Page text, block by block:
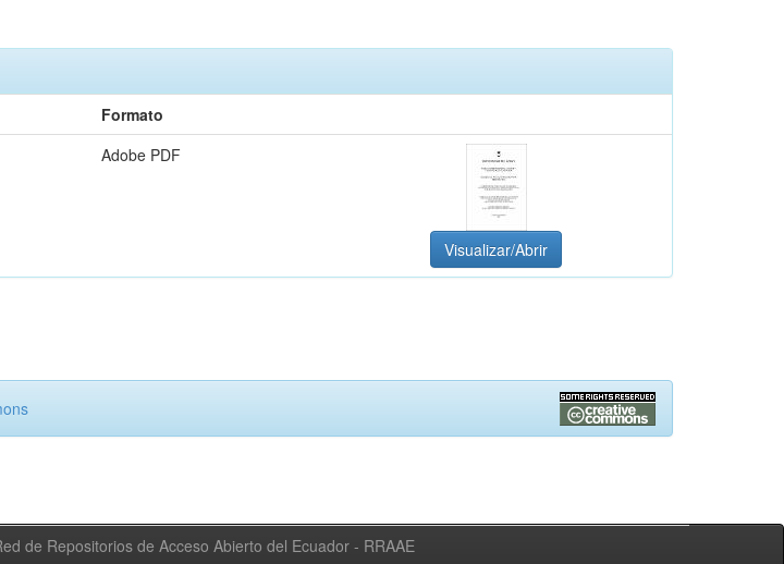
Formato
Adobe PDF
Visualizar/Abrir
de Repositorios de Acceso Abierto del Ecuador - RRAAE